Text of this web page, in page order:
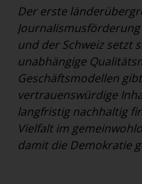
Der erste
und der Schweiz setzt
unabhängige
Geschäftsmodellen
vertrauenswürdige
langfristig nachhaltig
Vielfalt im
damit die Demokratie